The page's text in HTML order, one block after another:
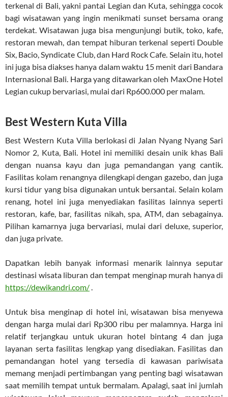
terkenal di Bali, yakni pantai Legian dan Kuta, sehingga cocok
bagi wisatawan yang ingin menikmati sunset bersama orang
terdekat. Wisatawan juga bisa mengunjungi butik, toko, kafe,
restoran mewah, dan tempat hiburan terkenal seperti Double
Six, Bacio, Syndicate Club, dan Hard Rock Cafe. Selain itu, hotel
ini juga bisa diakses hanya dalam waktu 15 menit dari Bandara
Internasional Bali. Harga yang ditawarkan oleh MaxOne Hotel
Legian cukup bervariasi, mulai dari Rp600.000 per malam.
Best Western Kuta Villa
Best Western Kuta Villa berlokasi di Jalan Nyang Nyang Sari
Nomor 2, Kuta, Bali. Hotel ini memiliki desain unik khas Bali
dengan nuansa kayu dan juga pemandangan yang cantik.
Fasilitas kolam renangnya dilengkapi dengan gazebo, dan juga
kursi tidur yang bisa digunakan untuk bersantai. Selain kolam
renang, hotel ini juga menyediakan fasilitas lainnya seperti
restoran, kafe, bar, fasilitas nikah, spa, ATM, dan sebagainya.
Pilihan kamarnya juga bervariasi, mulai dari deluxe, superior,
dan juga private.
Dapatkan lebih banyak informasi menarik lainnya seputar
destinasi wisata liburan dan tempat menginap murah hanya di
https://dewikandri.com/.
Untuk bisa menginap di hotel ini, wisatawan bisa menyewa
dengan harga mulai dari Rp300 ribu per malamnya. Harga ini
relatif terjangkau untuk ukuran hotel bintang 4 dan juga
layanan serta fasilitas lengkap yang disediakan. Fasilitas dan
pemandangan hotel yang tersedia di kawasan pariwisata
memang menjadi pertimbangan yang penting bagi wisatawan
saat memilih tempat untuk bermalam. Apalagi, saat ini jumlah